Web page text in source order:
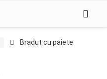
Bradut cu paiete